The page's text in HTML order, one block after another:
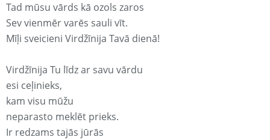
Tad mūsu vārds kā ozols zaros
Sev vienmēr varēs sauli vīt.
Mīļi sveicieni Virdžīnija Tavā dienā!
Virdžīnija Tu līdz ar savu vārdu
esi ceļinieks,
kam visu mūžu
neparasto meklēt prieks.
Ir redzams tajās jūrās